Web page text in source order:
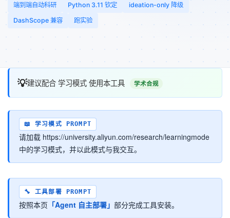
端到端自动科研 Python 3.11 钦定 ideation-only 降级
DashScope 兼容 跑实验
💡建议配合 学习模式 使用本工具 学术合规
📖 学习模式 PROMPT
请加载 https://university.aliyun.com/research/learningmode
中的学习模式，并以此模式与我交互。
🔧 工具部署 PROMPT
按照本页 「Agent 自主部署」 部分完成工具安装。